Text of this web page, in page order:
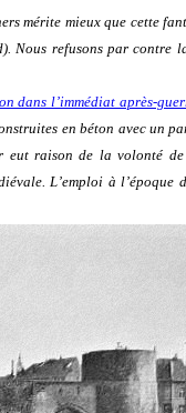
mérite mieux que cette
refusons par contre
dans l’immédiat après-
en béton avec un
eut raison de la volonté
L’emploi à